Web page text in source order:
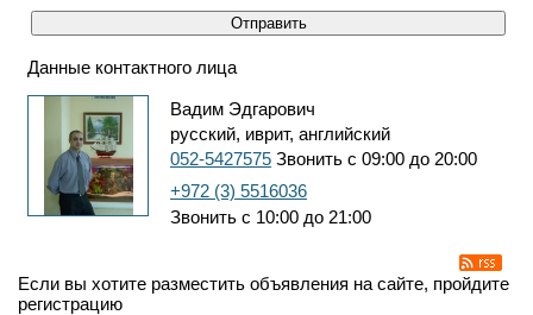
Данные контактного лица
Вадим Эдгарович
русский, иврит, английский
052-5427575 Звонить с 09:00 до 20:00
+972 (3) 5516036
Звонить с 10:00 до 21:00
Если вы хотите разместить объявления на сайте, пройдите
регистрацию